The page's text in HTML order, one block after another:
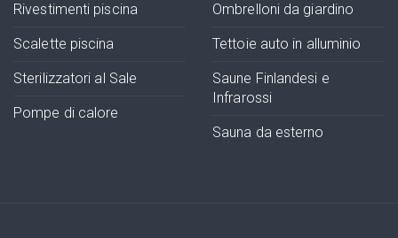
Rivestimenti piscina
Scalette piscina
Sterilizzatori al Sale
Pompe di calore
Ombrelloni da giardino
Tettoie auto in alluminio
Saune Finlandesi e
Infrarossi
Sauna da esterno